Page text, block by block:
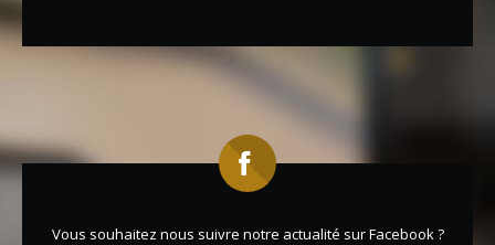
Vous souhaitez nous suivre notre actualité sur Facebook ?